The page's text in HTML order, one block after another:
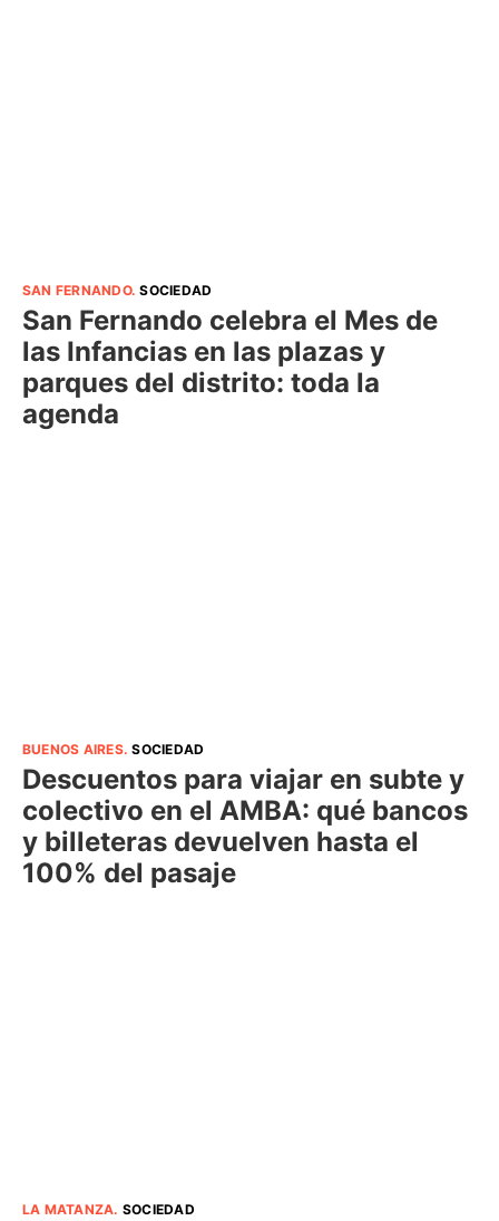
SAN FERNANDO.SOCIEDAD
San Fernando celebra el Mes de
las Infancias en las plazas y
parques del distrito: toda la
agenda
BUENOS AIRES.SOCIEDAD
Descuentos para viajar en subte y
colectivo en el AMBA: qué bancos
y billeteras devuelven hasta el
100% del pasaje
LA MATANZA. SOCIEDAD